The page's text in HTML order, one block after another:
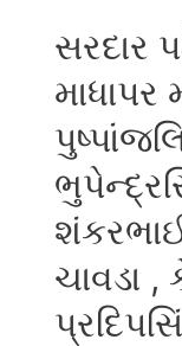
સરદાર
માધાપર
શંકરભાઈ
ચાવડા